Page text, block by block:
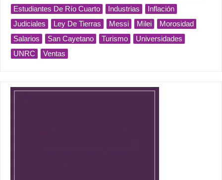
Estudiantes De Río Cuarto
Industrias
Inflación
Judiciales
Ley De Tierras Messi Milei
Morosidad
Salarios
San Cayetano Turismo
Universidades
UNRC
Ventas